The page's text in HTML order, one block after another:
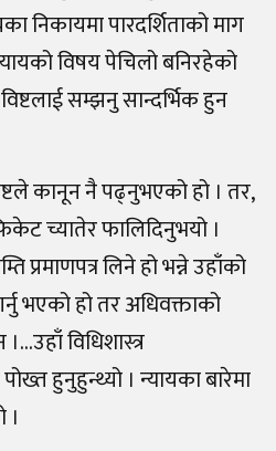
निकायमा पारदर्शिताको माग
विषय पेचिलो बनिरहेको
सम्झनु सान्दर्भिक हुन
कानून नै पढ्नुभएको हो । तर,
च्यातेर फालिदिनुभयो ।
प्रमाणपत्र लिने हो भन्ने उहाँको
भएको हो तर अधिवक्ताको
विधिशास्त्र
हुनुहुन्थ्यो । न्यायका बारेमा